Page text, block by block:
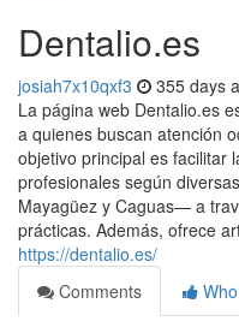
Dentalio.es
josiah7x10qxf3 355 days
La página web Dentalio.es
a quienes buscan atención
objetivo principal es facilitar
profesionales según
Mayagüez y Caguas— a
prácticas. Además, ofrece
https://dentalio.es/
Comments